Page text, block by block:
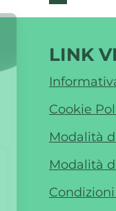
LINK
Cookie
Modalità
Modalità